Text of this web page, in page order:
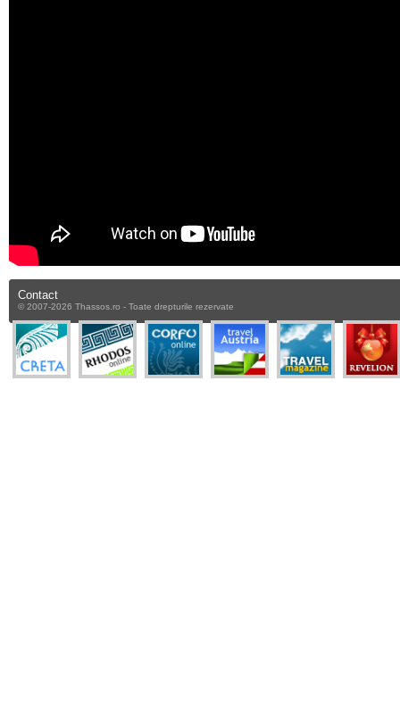
Contact
© 2007-2026 Thassos.ro - Toate drepturile rezervate